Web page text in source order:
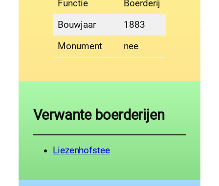
Functie
Boerderij
Bouwjaar
1883
Monument
nee
Verwante boerderijen
Liezenhofstee